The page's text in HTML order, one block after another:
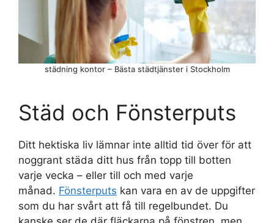
städning kontor – Bästa städtjänster i Stockholm
Städ och Fönsterputs
Ditt hektiska liv lämnar inte alltid tid över för att
noggrant städa ditt hus från topp till botten
varje vecka – eller till och med varje
månad. Fönsterputs kan vara en av de uppgifter
som du har svårt att få till regelbundet. Du